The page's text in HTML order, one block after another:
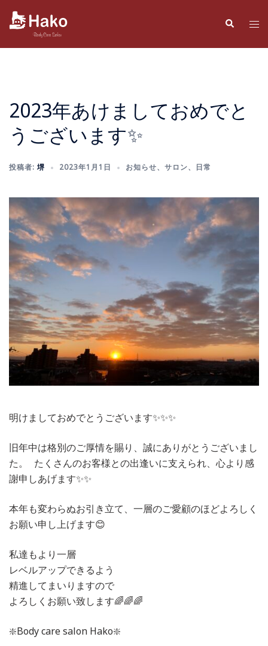
検
索
ト
2023年あけましておめでと
うございます✨
投稿者: 堺 2023年1月1日 お知らせ、 サロン、 日常
明けましておめでとうございます✨✨✨
旧年中は格別のご厚情を賜り、誠にありがとうございまし
た。 たくさんのお客様との出逢いに支えられ、心より感
謝申しあげます✨✨
本年も変わらぬお引き立て、一層のご愛顧のほどよろしく
お願い申し上げます😊
私達もより一層
レベルアップできるよう
精進してまいりますので
よろしくお願い致します🌈🌈🌈
❇️Body care salon Hako❇️